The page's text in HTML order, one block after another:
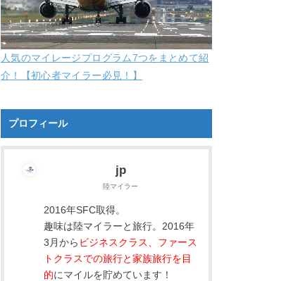
人気のマイレージプログラム7つをまとめて紹
介！【初心者マイラー必見！】
プロフィール
jp
陸マイラー
2016年SFC取得。
趣味は陸マイラーと旅行。2016年
3月から ビジネスクラス、ファース
トクラスでの旅行と家族旅行を目
的にマイルを貯めています！